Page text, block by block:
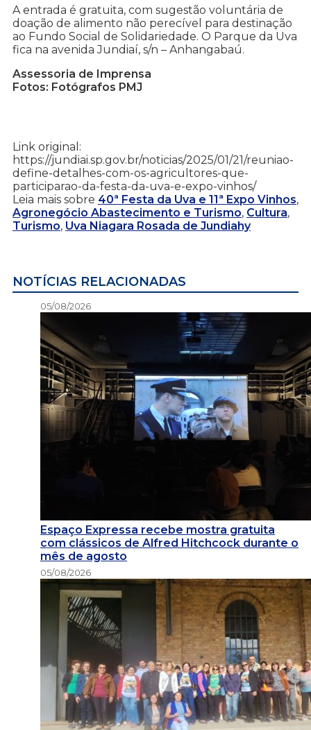
A entrada é gratuita, com sugestão voluntária de
doação de alimento não perecível para destinação
ao Fundo Social de Solidariedade. O Parque da Uva
fica na avenida Jundiaí, s/n – Anhangabaú.
Assessoria de Imprensa
Fotos: Fotógrafos PMJ
Link original:
https://jundiai.sp.gov.br/noticias/2025/01/21/reuniao-
define-detalhes-com-os-agricultores-que-
participarao-da-festa-da-uva-e-expo-vinhos/
Leia mais sobre 40ª Festa da Uva e 11ª Expo Vinhos,
Agronegócio Abastecimento e Turismo, Cultura,
Turismo, Uva Niagara Rosada de Jundiahy
NOTÍCIAS RELACIONADAS
05/08/2026
Espaço Expressa recebe mostra gratuita
com clássicos de Alfred Hitchcock durante o
mês de agosto
05/08/2026